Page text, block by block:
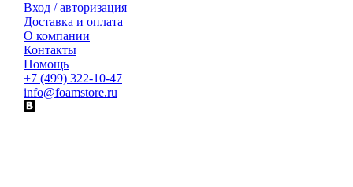
Вход / авторизация
Доставка и оплата
О компании
Контакты
Помощь
+7 (499) 322-10-47
info@foamstore.ru